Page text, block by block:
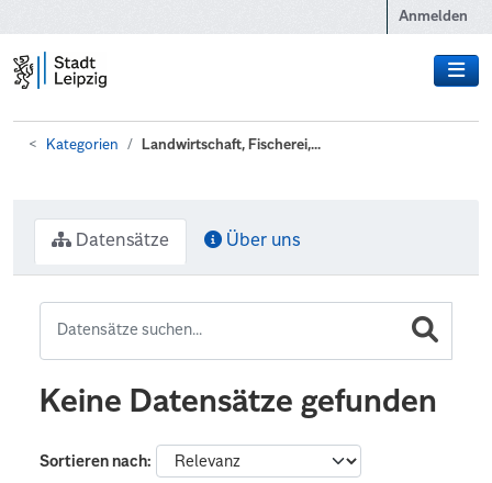
Anmelden
Kategorien Landwirtschaft, Fischerei,...
Datensätze Über uns
Keine Datensätze gefunden
Sortieren nach